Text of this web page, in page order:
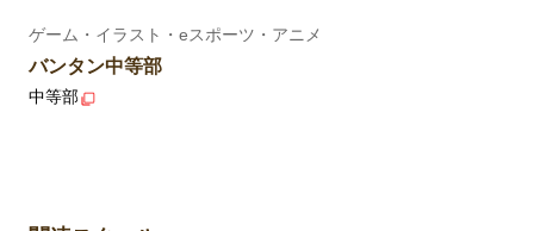
ゲーム・イラスト・eスポーツ・アニメ
バンタン中等部
中等部